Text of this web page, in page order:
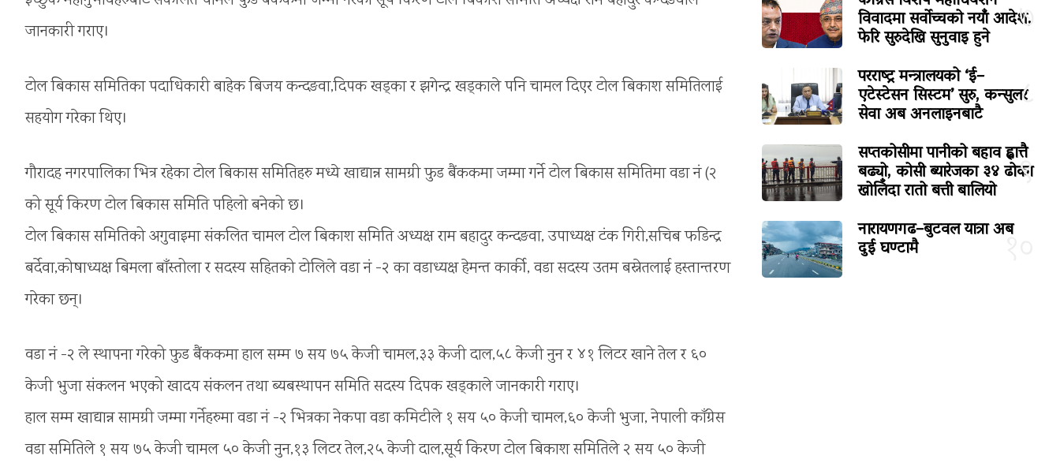
जानकारी गराए।
टोल बिकास समितिका पदाधिकारी बाहेक बिजय कन्दङवा,दिपक खड्का र झगेन्द्र खड्काले पनि चामल दिएर टोल बिकाश समितिलाई
सहयोग गरेका थिए।
गौरादह नगरपालिका भित्र रहेका टोल बिकास समितिहरु मध्ये खाद्यान्न सामग्री फुड बैंककमा जम्मा गर्ने टोल बिकास समितिमा वडा नं (२
को सूर्य किरण टोल बिकास समिति पहिलो बनेको छ।
टोल बिकास समितिको अगुवाइमा संकलित चामल टोल बिकाश समिति अध्यक्ष राम बहादुर कन्दङवा, उपाध्यक्ष टंक गिरी,सचिब फडिन्द्र
बर्देवा,कोषाध्यक्ष बिमला बाँस्तोला र सदस्य सहितको टोलिले वडा नं -२ का वडाध्यक्ष हेमन्त कार्की, वडा सदस्य उतम बस्नेतलाई हस्तान्तरण
गरेका छन्।
वडा नं -२ ले स्थापना गरेको फुड बैंककमा हाल सम्म ७ सय ७५ केजी चामल,३३ केजी दाल,५८ केजी नुन र ४१ लिटर खाने तेल र ६०
केजी भुजा संकलन भएको खादय संकलन तथा ब्यबस्थापन समिति सदस्य दिपक खड्काले जानकारी गराए।
हाल सम्म खाद्यान्न सामग्री जम्मा गर्नेहरुमा वडा नं -२ भित्रका नेकपा वडा कमिटीले १ सय ५० केजी चामल,६० केजी भुजा, नेपाली काँग्रेस
वडा समितिले १ सय ७५ केजी चामल ५० केजी नुन,१३ लिटर तेल,२५ केजी दाल,सूर्य किरण टोल बिकाश समितिले २ सय ५० केजी
७
विवादमा सर्वोच्चको नयाँ आदेश,
फेरि सुरुदेखि सुनुवाइ हुने
८
परराष्ट्र मन्त्रालयको ‘ई–
एटेस्टेसन सिस्टम’ सुरु, कन्सुलर
सेवा अब अनलाइनबाटै
९
सप्तकोसीमा पानीको बहाव ह्वात्तै
बढ्यो, कोसी ब्यारेजका ३४ ढोका
खोलिँदा रातो बत्ती बालियो
१०
नारायणगढ–बुटवल यात्रा अब
दुई घण्टामै